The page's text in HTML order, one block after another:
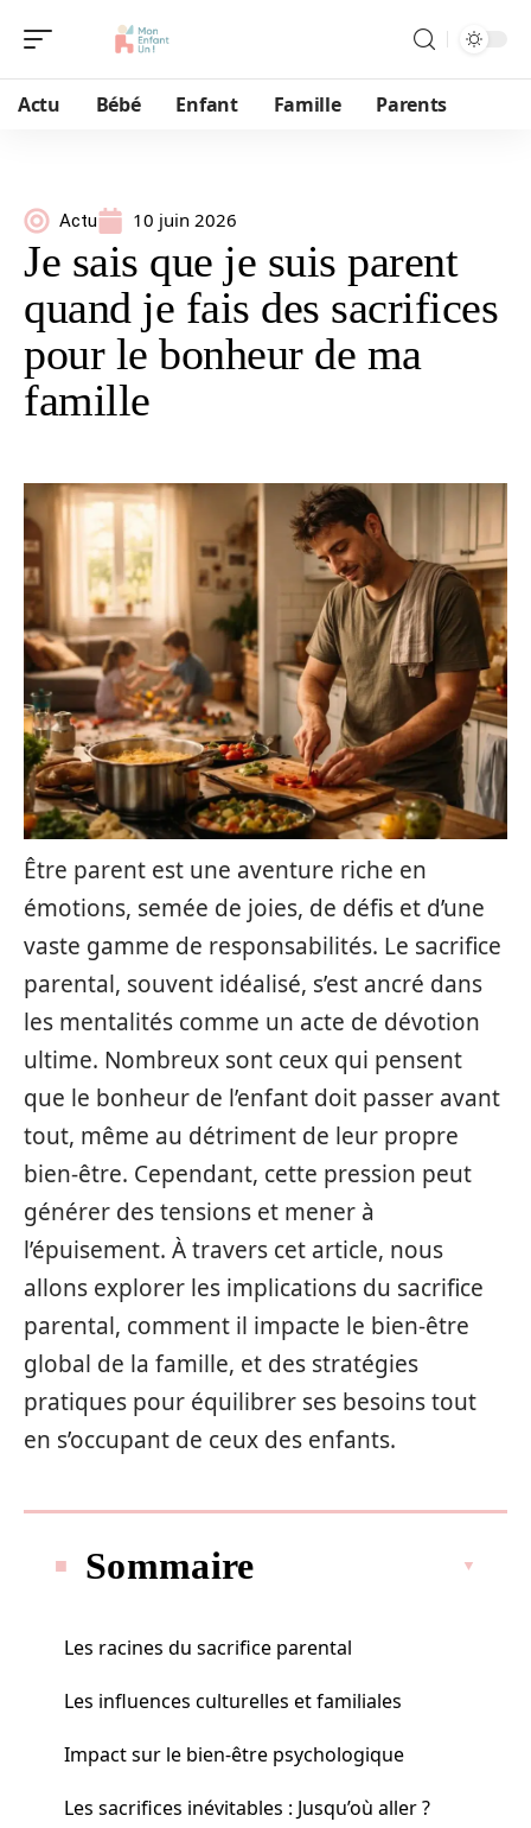
Actu Bébé Enfant Famille Parents
Actu 10 juin 2026
Je sais que je suis parent
quand je fais des sacrifices
pour le bonheur de ma
famille
Être parent est une aventure riche en
émotions, semée de joies, de défis et d’une
vaste gamme de responsabilités. Le sacrifice
parental, souvent idéalisé, s’est ancré dans
les mentalités comme un acte de dévotion
ultime. Nombreux sont ceux qui pensent
que le bonheur de l’enfant doit passer avant
tout, même au détriment de leur propre
bien-être. Cependant, cette pression peut
générer des tensions et mener à
l’épuisement. À travers cet article, nous
allons explorer les implications du sacrifice
parental, comment il impacte le bien-être
global de la famille, et des stratégies
pratiques pour équilibrer ses besoins tout
en s’occupant de ceux des enfants.
Sommaire
Les racines du sacrifice parental
Les influences culturelles et familiales
Impact sur le bien-être psychologique
Les sacrifices inévitables : Jusqu’où aller ?